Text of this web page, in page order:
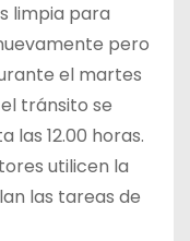
limpia para
pero
el martes
tránsito se
las 12.00 horas.
utilicen la
las tareas de